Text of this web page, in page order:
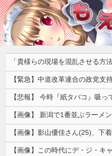
【悲報】 今時『紙タバコ』吸
【画像】 新潟で1番並ぶラーメ
【画像】影山優佳さん(25)、下